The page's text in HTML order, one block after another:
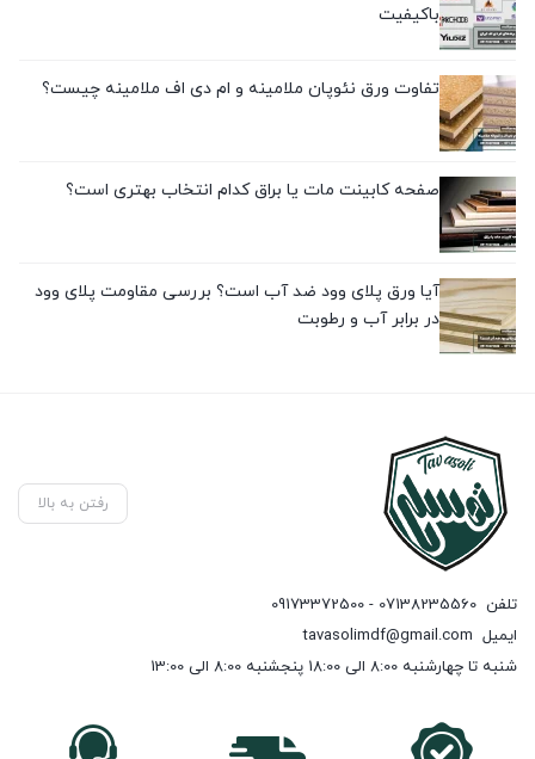
باکیفیت
تفاوت ورق نئوپان ملامینه و ام دی اف ملامینه چیست؟
صفحه کابینت مات یا براق کدام انتخاب بهتری است؟
آیا ورق پلای وود ضد آب است؟ بررسی مقاومت پلای وود
در برابر آب و رطوبت
رفتن به بالا
تلفن 07138235560 - 09173372500
ایمیل tavasolimdf@gmail.com
شنبه تا چهارشنبه 8:00 الی 18:00 پنجشنبه 8:00 الی 13:00